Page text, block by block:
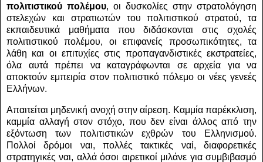
πολιτιστικού πολέμου, οι δυσκολίες στην στρατολόγηση
στελεχών και στρατιωτών του πολιτιστικού στρατού, τα
εκπαιδευτικά μαθήματα που διδάσκονται στις σχολές
πολιτιστικού πολέμου, οι επιφανείς προσωπικότητες, τα
λάθη και οι επιτυχίες στις προπαγανδιστικές εκστρατείες,
όλα αυτά πρέπει να καταγράφωνται σε αρχεία για να
αποκτούν εμπειρία στον πολιτιστικό πόλεμο οι νέες γενεές
Ελλήνων.
Απαιτείται μηδενική ανοχή στην αίρεση. Καμμία παρέκκλιση,
καμμία αλλαγή στον στόχο, που δεν είναι άλλος από την
εξόντωση των πολιτιστικών εχθρών του Ελληνισμού.
Πολλοί δρόμοι ναι, πολλές τακτικές ναί, διαφορετικές
στρατηγικές ναι, αλλά όσοι αιρετικοί μιλάνε για συμβιβασμό